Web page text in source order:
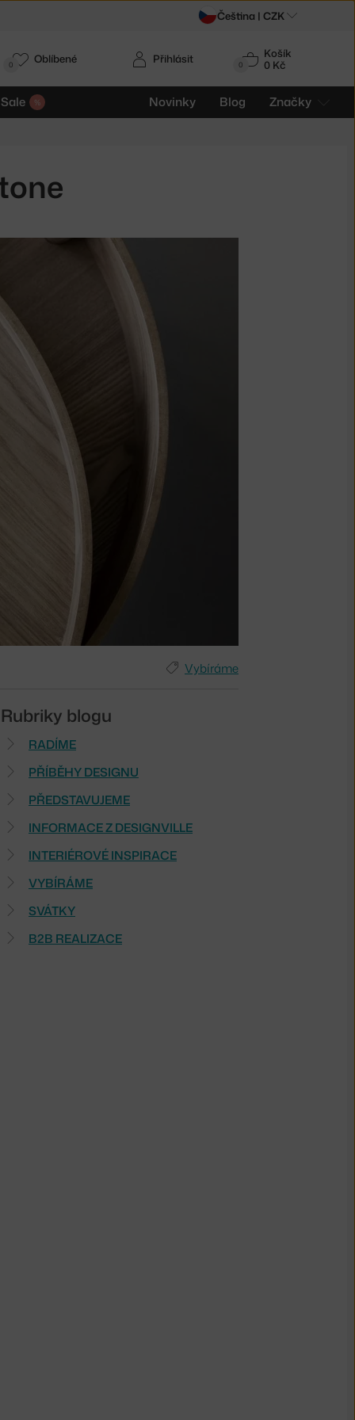
0
Košík
0 Kč
Novinky Blog Značky
Přihlásit
0 Oblíbené
Vybíráme
Rubriky blogu
RADÍME
PŘÍBĚHY DESIGNU
PŘEDSTAVUJEME
INFORMACE Z DESIGNVILLE
INTERIÉROVÉ INSPIRACE
VYBÍRÁME
SVÁTKY
B2B REALIZACE
Čeština | CZK